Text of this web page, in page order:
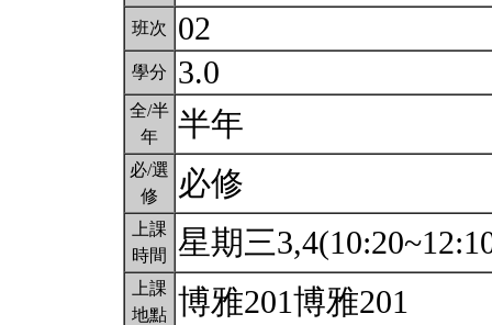
班次 02
學分 3.0
全/半
年
半年
必/選
修
必修
上課
時間
星期三
上課
地點 博雅201博雅201